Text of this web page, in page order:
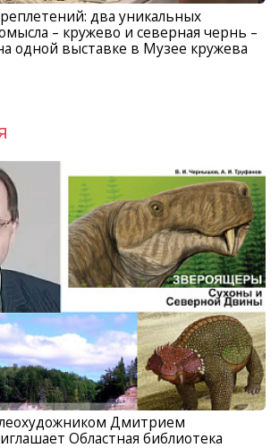
два уникальных
– кружево и северная чернь –
одной выставке в Музее кружева
Дмитрием
Областная библиотека